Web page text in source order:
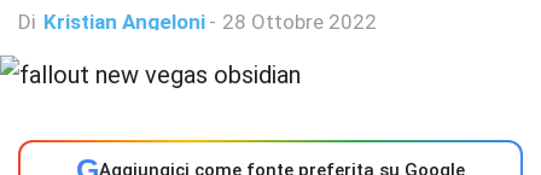
Di Kristian Angeloni - 28 Ottobre 2022
Aggiungici come fonte preferita su Google